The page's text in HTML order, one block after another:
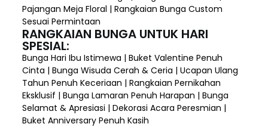
Pajangan Meja Floral | Rangkaian Bunga Custom
Sesuai Permintaan
RANGKAIAN BUNGA UNTUK HARI
SPESIAL:
Bunga Hari Ibu Istimewa | Buket Valentine Penuh
Cinta | Bunga Wisuda Cerah & Ceria | Ucapan Ulang
Tahun Penuh Keceriaan | Rangkaian Pernikahan
Eksklusif | Bunga Lamaran Penuh Harapan | Bunga
Selamat & Apresiasi | Dekorasi Acara Peresmian |
Buket Anniversary Penuh Kasih